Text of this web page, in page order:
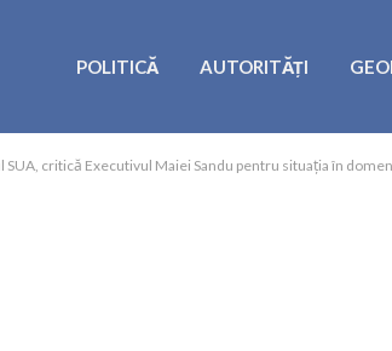
POLITICĂ AUTORITĂȚI
critică Executivul Maiei Sandu pentru situația în